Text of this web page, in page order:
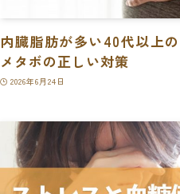
内臓脂肪が多い40代以上
メタボの正しい対策
2026年6月24日